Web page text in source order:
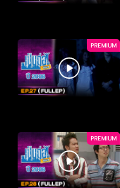
PREMIUM
PREMIUM